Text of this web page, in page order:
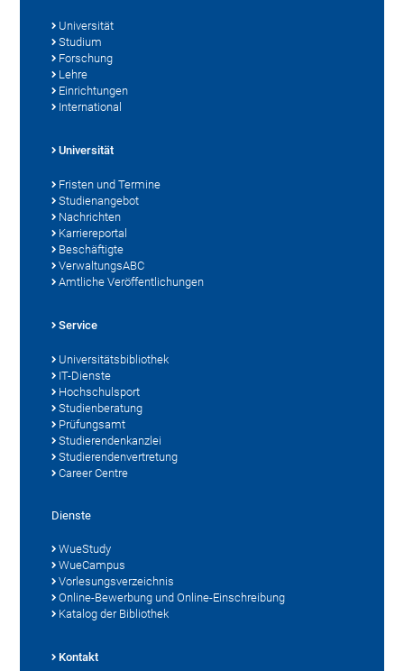
Universität
Studium
Forschung
Lehre
Einrichtungen
International
Universität
Fristen und Termine
Studienangebot
Nachrichten
Karriereportal
Beschäftigte
VerwaltungsABC
Amtliche Veröffentlichungen
Service
Universitätsbibliothek
IT-Dienste
Hochschulsport
Studienberatung
Prüfungsamt
Studierendenkanzlei
Studierendenvertretung
Career Centre
Dienste
WueStudy
WueCampus
Vorlesungsverzeichnis
Online-Bewerbung und Online-Einschreibung
Katalog der Bibliothek
Kontakt